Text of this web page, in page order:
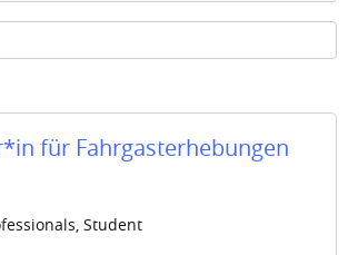
für Fahrgasterhebungen
Student